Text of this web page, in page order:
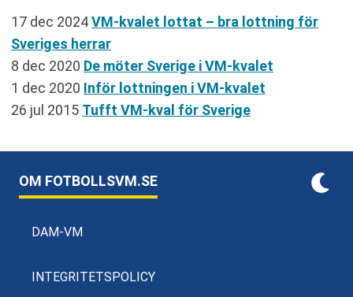
17 dec 2024VM-kvalet lottat – bra lottning för
Sveriges herrar
8 dec 2020 De möter Sverige i VM-kvalet
1 dec 2020 Inför lottningen i VM-kvalet
26 jul 2015 Tufft VM-kval för Sverige
OM FOTBOLLSVM.SE
DAM-VM
INTEGRITETSPOLICY